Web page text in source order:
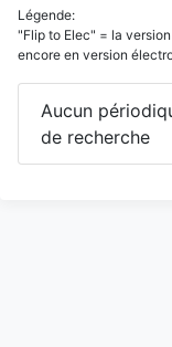
Légende:
"Flip to Elec" = la
encore en version
Aucun
de recherche